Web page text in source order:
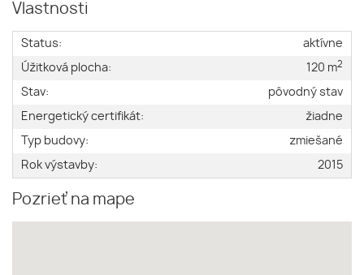
Vlastnosti
Status:
aktívne
Úžitková plocha:
120 m2
Stav:
pôvodný stav
Energetický certifikát:
žiadne
Typ budovy:
zmiešané
Rok výstavby:
2015
Pozrieť na mape